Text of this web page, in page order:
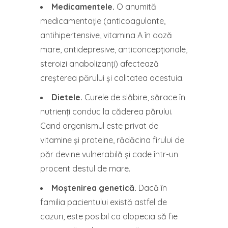
Medicamentele. O anumită
medicamentație (anticoagulante,
antihipertensive, vitamina A în doză
mare, antidepresive, anticoncepționale,
steroizi anabolizanți) afectează
creșterea părului și calitatea acestuia.
Dietele. Curele de slăbire, sărace în
nutrienți conduc la căderea părului.
Cand organismul este privat de
vitamine și proteine, rădăcina firului de
păr devine vulnerabilă și cade într-un
procent destul de mare.
Moștenirea genetică. Dacă în
familia pacientului există astfel de
cazuri, este posibil ca alopecia să fie